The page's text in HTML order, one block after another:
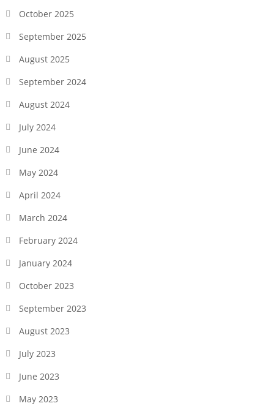
October 2025
September 2025
August 2025
September 2024
August 2024
July 2024
June 2024
May 2024
April 2024
March 2024
February 2024
January 2024
October 2023
September 2023
August 2023
July 2023
June 2023
May 2023